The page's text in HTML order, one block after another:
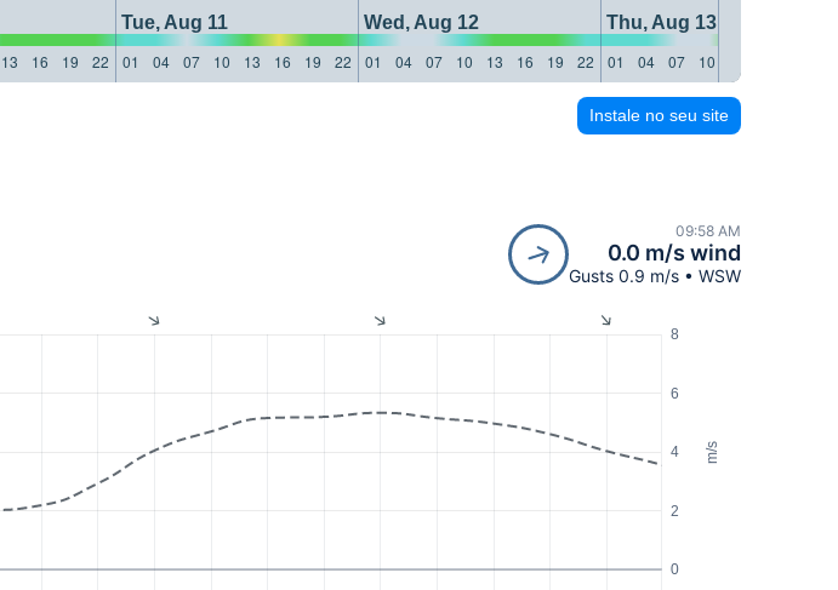
Tue, Aug 11 Wed, Aug 12
Thu, Aug 13
13 16 19 22 01 04 07 10 13 16 19 22 01 04 07 10 13 16 19 22 01 04 07 10
Instale no seu site
09:58 AM
0.0 m/s wind
Gusts 0.9 m/s • WSW
m/s
0
2
4
6
8